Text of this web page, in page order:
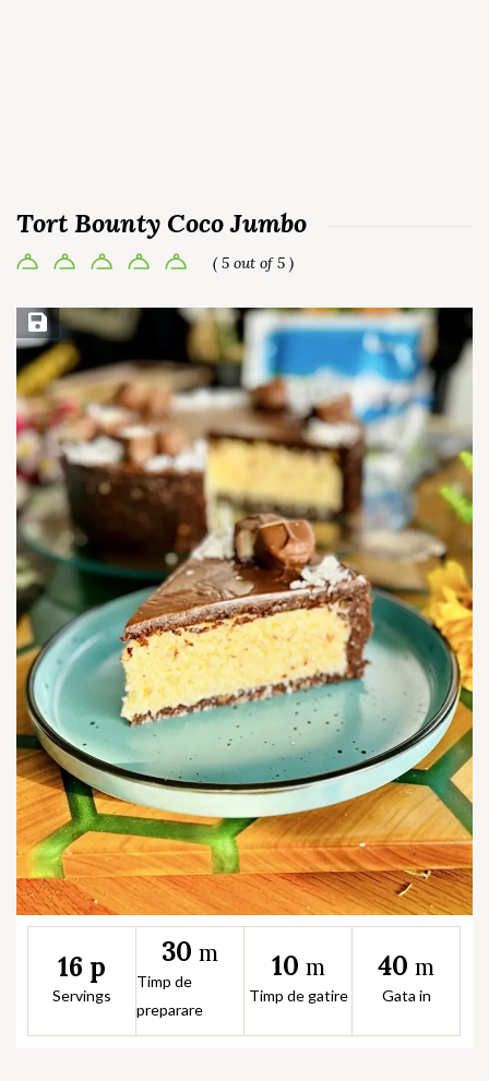
Tort Bounty Coco Jumbo
( 5 out of 5 )
Save Recipe
16 p
Servings
30 m
Timp de
preparare
10 m
Timp de gatire
40 m
Gata in